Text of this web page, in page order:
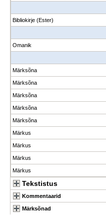
Bibliokirje (Ester)
Omanik
Märksõna
Märksõna
Märksõna
Märksõna
Märksõna
Märkus
Märkus
Märkus
Märkus
Tekstistus
Kommentaarid
Märksõnad